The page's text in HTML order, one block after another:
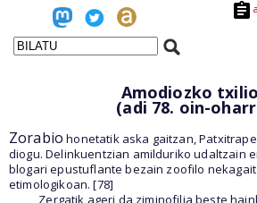
Amodiozko
(adi 78. oin-
Zorabio honetatik aska gaitzan,
diogu. Delinkuentzian amilduriko udaltzain
blogari epustuflante bezain zoofilo
etimologikoan. [78]